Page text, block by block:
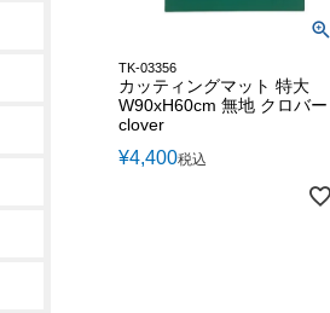
TK-03356
カッティングマット 特大
W90xH60cm 無地 クロバー
clover
¥4,400税込